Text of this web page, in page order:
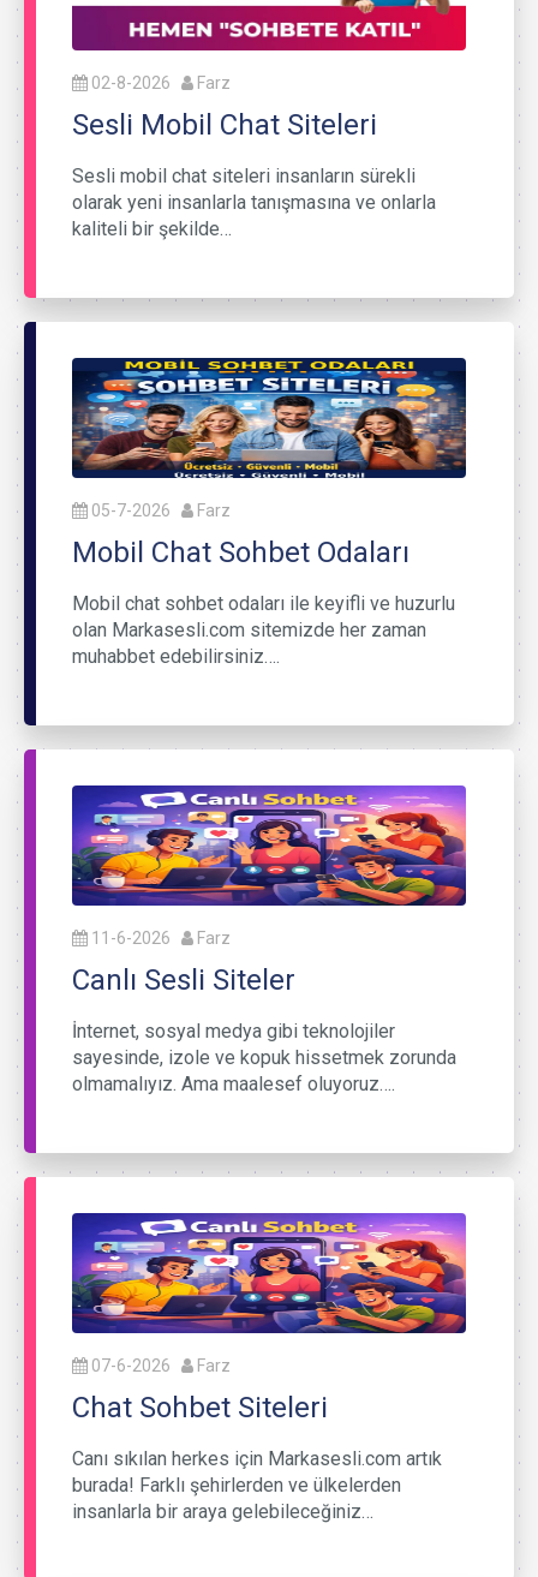
02-8-2026 Farz
Sesli Mobil Chat Siteleri
Sesli mobil chat siteleri insanların sürekli
olarak yeni insanlarla tanışmasına ve onlarla
kaliteli bir şekilde…
05-7-2026 Farz
Mobil Chat Sohbet Odaları
Mobil chat sohbet odaları ile keyifli ve huzurlu
olan Markasesli.com sitemizde her zaman
muhabbet edebilirsiniz….
11-6-2026 Farz
Canlı Sesli Siteler
İnternet, sosyal medya gibi teknolojiler
sayesinde, izole ve kopuk hissetmek zorunda
olmamalıyız. Ama maalesef oluyoruz….
07-6-2026 Farz
Chat Sohbet Siteleri
Canı sıkılan herkes için Markasesli.com artık
burada! Farklı şehirlerden ve ülkelerden
insanlarla bir araya gelebileceğiniz…